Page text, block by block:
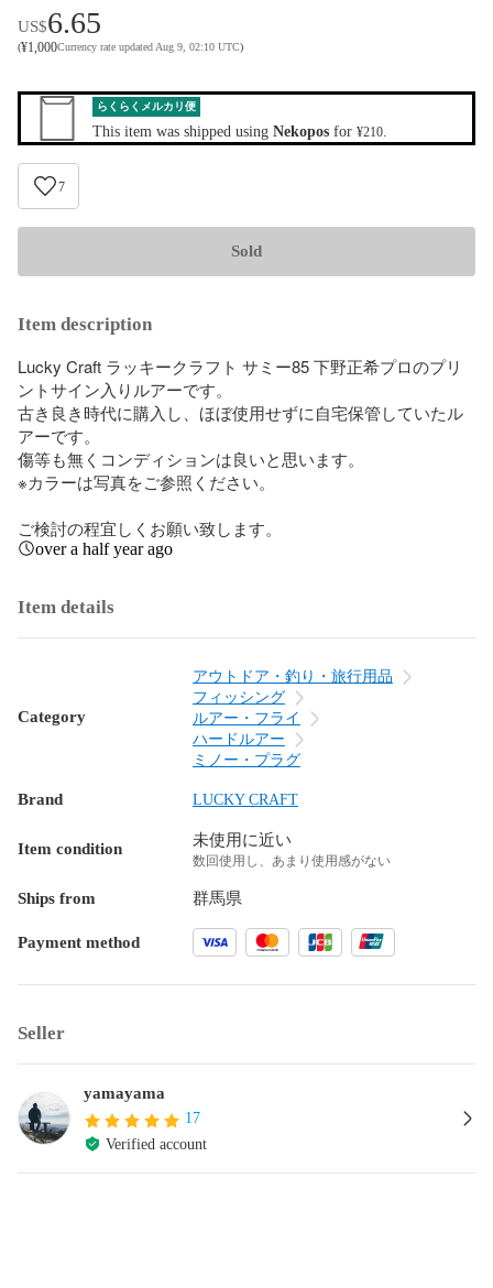
US$6.65
(¥1,000Currency rate updated Aug 9, 02:10 UTC)
らくらくメルカリ便
This item was shipped using Nekopos for ¥210
7
Sold
Item description
Lucky Craft ラッキークラフト サミー85 下野正希プロのプリ
ントサイン入りルアーです。
古き良き時代に購入し、ほぼ使用せずに自宅保管していたル
アーです。
傷等も無くコンディションは良いと思います。
※カラーは写真をご参照ください。
ご検討の程宜しくお願い致します。
over a half year ago
Item details
Category
アウトドア・釣り・旅行用品
フィッシング
ルアー・フライ
ハードルアー
ミノー・プラグ
Brand LUCKY CRAFT
Item condition 未使用に近い
数回使用し、あまり使用感がない
Ships from 群馬県
Payment method
Seller
yamayama
17
Verified account